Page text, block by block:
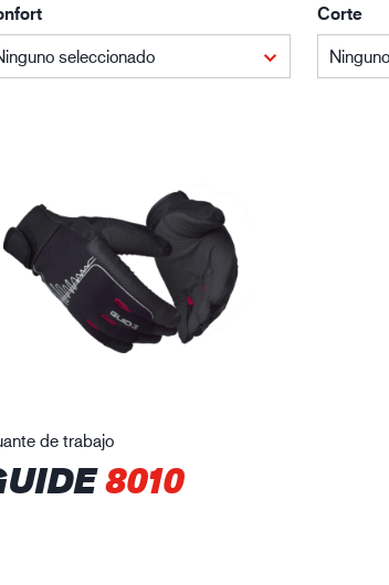
Edificación y
seleccionado
Corte
de trabajo
8010